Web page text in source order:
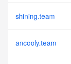
shining.team
ancooly.team